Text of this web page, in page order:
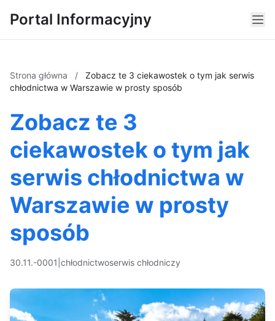
Portal Informacyjny
Strona główna /
Zobacz te 3 ciekawostek o tym jak serwis
chłodnictwa w Warszawie w prosty sposób
Zobacz te 3
ciekawostek o tym jak
serwis chłodnictwa w
Warszawie w prosty
sposób
30.11.-0001 chłodnictwoserwis chłodniczy